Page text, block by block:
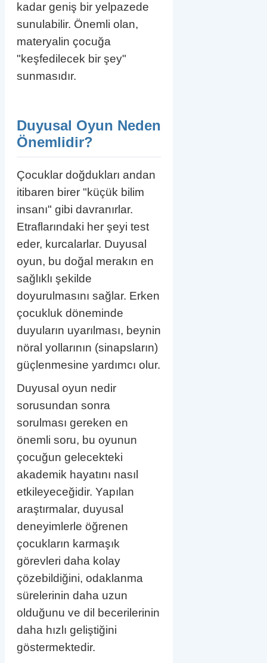
kadar geniş bir yelpazede
sunulabilir. Önemli olan,
materyalin çocuğa
"keşfedilecek bir şey"
sunmasıdır.
Duyusal Oyun Neden
Önemlidir?
Çocuklar doğdukları andan
itibaren birer "küçük bilim
insanı" gibi davranırlar.
Etraflarındaki her şeyi test
eder, kurcalarlar. Duyusal
oyun, bu doğal merakın en
sağlıklı şekilde
doyurulmasını sağlar. Erken
çocukluk döneminde
duyuların uyarılması, beynin
nöral yollarının (sinapsların)
güçlenmesine yardımcı olur.
Duyusal oyun nedir
sorusundan sonra
sorulması gereken en
önemli soru, bu oyunun
çocuğun gelecekteki
akademik hayatını nasıl
etkileyeceğidir. Yapılan
araştırmalar, duyusal
deneyimlerle öğrenen
çocukların karmaşık
görevleri daha kolay
çözebildiğini, odaklanma
sürelerinin daha uzun
olduğunu ve dil becerilerinin
daha hızlı geliştiğini
göstermektedir.